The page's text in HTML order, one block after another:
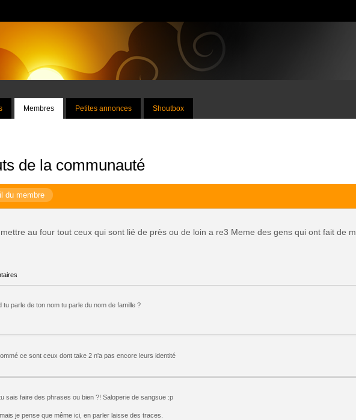
Membres Petites annonces Shoutbox
de la communauté
du membre
au four tout ceux qui sont lié de près ou de loin a re3 Meme des gens qui ont fait de
parle de ton nom tu parle du nom de famille ?
ce sont ceux dont take 2 n'a pas encore leurs identité
sais faire des phrases ou bien ?! Saloperie de sangsue :p
je pense que même ici, en parler laisse des traces.